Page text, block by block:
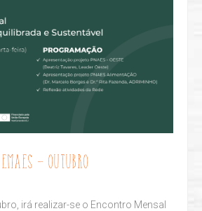
EMAES - OUTUBRO
irá realizar-se o Encontro Mensal